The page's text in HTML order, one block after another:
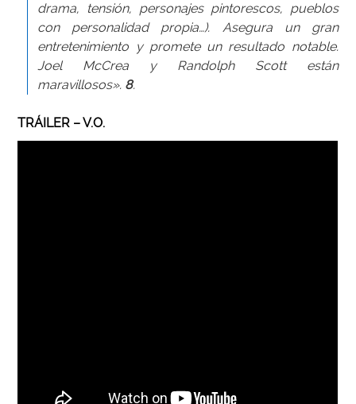
drama, tensión, personajes pintorescos, pueblos
con personalidad propia…). Asegura un gran
entretenimiento y promete un resultado notable.
Joel McCrea y Randolph Scott están
maravillosos». 8.
TRÁILER – V.O.